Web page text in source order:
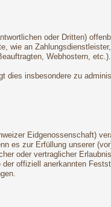
oder Dritten)
wie an
Webhostern, etc.).
dies insbesondere zu
Eidgenossenschaft)
es zur Erfüllung unserer
oder vertraglicher
offiziell anerkannten